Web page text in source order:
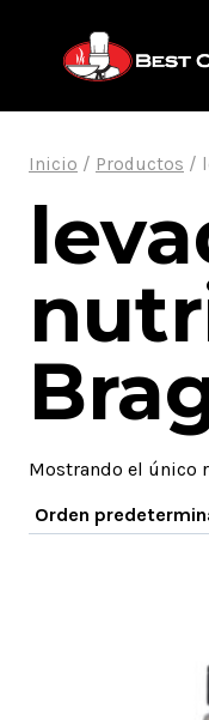
contenido
Inicio / Productos /
Mostrando el único